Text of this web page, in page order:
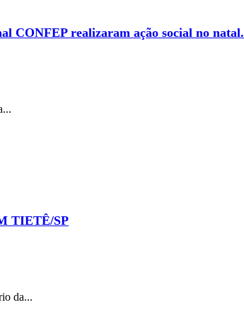
CONFEP realizaram ação social no natal.
TIETÊ/SP
da...